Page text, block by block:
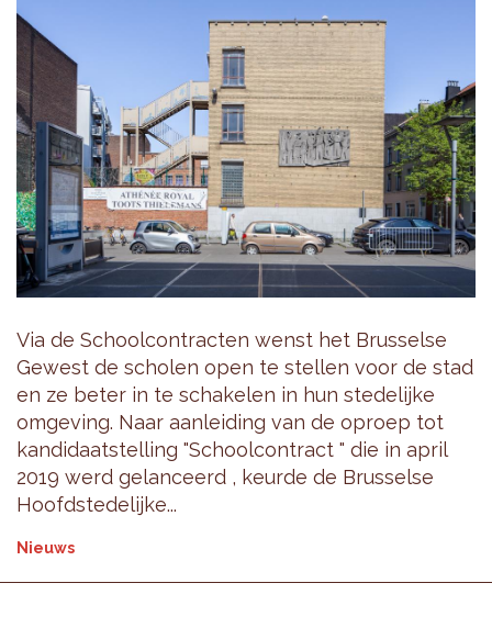
Via de Schoolcontracten wenst het Brusselse
Gewest de scholen open te stellen voor de stad
en ze beter in te schakelen in hun stedelijke
omgeving. Naar aanleiding van de oproep tot
kandidaatstelling "Schoolcontract " die in april
2019 werd gelanceerd , keurde de Brusselse
Hoofdstedelijke...
Nieuws